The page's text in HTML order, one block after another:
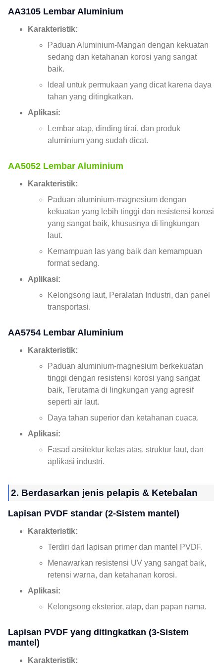
AA3105 Lembar Aluminium
Karakteristik:
Paduan Aluminium-Mangan dengan kekuatan
sedang dan ketahanan korosi yang sangat
baik.
Ideal untuk permukaan yang dicat karena daya
tahan yang ditingkatkan.
Aplikasi:
Lembar atap, dinding tirai, dan produk
aluminium yang sudah dicat.
AA5052 Lembar Aluminium
Karakteristik:
Paduan aluminium-magnesium dengan
kekuatan yang lebih tinggi dan resistensi korosi
yang sangat baik, khususnya di lingkungan
laut.
Kemampuan las yang baik dan kemampuan
format sedang.
Aplikasi:
Kelongsong laut, Peralatan Industri, dan panel
transportasi.
AA5754 Lembar Aluminium
Karakteristik:
Paduan aluminium-magnesium berkekuatan
tinggi dengan resistensi korosi yang sangat
baik, Terutama di lingkungan yang agresif
seperti air laut.
Daya tahan superior dan ketahanan cuaca.
Aplikasi:
Fasad arsitektur kelas atas, struktur laut, dan
aplikasi industri.
2. Berdasarkan jenis pelapis & Ketebalan
Lapisan PVDF standar (2-Sistem mantel)
Karakteristik:
Terdiri dari lapisan primer dan mantel PVDF.
Menawarkan resistensi UV yang sangat baik,
retensi warna, dan ketahanan korosi.
Aplikasi:
Kelongsong eksterior, atap, dan papan nama.
Lapisan PVDF yang ditingkatkan (3-Sistem
mantel)
Karakteristik: